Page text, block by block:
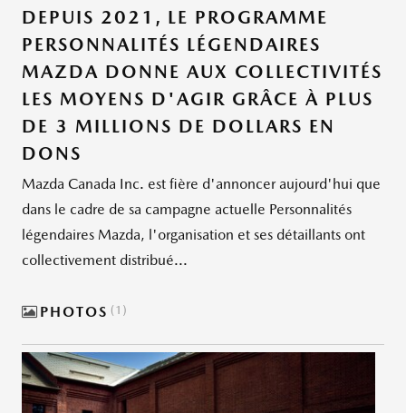
DEPUIS 2021, LE PROGRAMME
PERSONNALITÉS LÉGENDAIRES
MAZDA DONNE AUX COLLECTIVITÉS
LES MOYENS D'AGIR GRÂCE À PLUS
DE 3 MILLIONS DE DOLLARS EN
DONS
Mazda Canada Inc. est fière d'annoncer aujourd'hui que
dans le cadre de sa campagne actuelle Personnalités
légendaires Mazda, l'organisation et ses détaillants ont
collectivement distribué...
PHOTOS 1